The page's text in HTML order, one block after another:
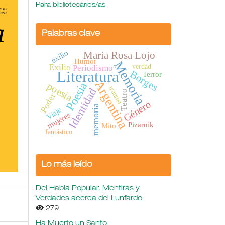
Para bibliotecarios/as
Palabras clave
LiteraturaMemoria
Argentina
Poesía
Identidad
María Rosa Lojo
Borges
poesía
Género
memoria
Exilio
Poder
Periodismo
Teatro
mujeres
Viaje
Mito Pizarnik
exilio
Terror
Humor
fantástico
trauma
verdad
Lo más leído
Del Habla Popular. Mentiras y
Verdades acerca del Lunfardo
279